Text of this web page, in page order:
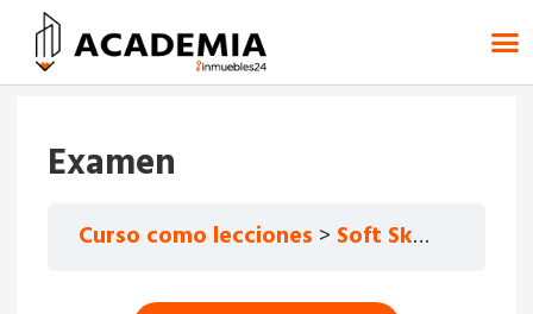
Examen
Curso como lecciones Soft Skills13min, 0sec